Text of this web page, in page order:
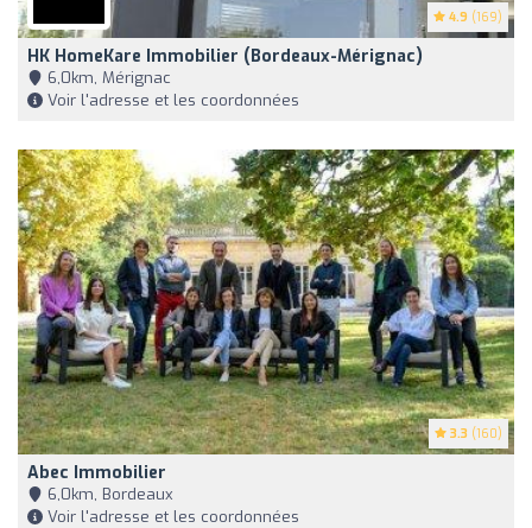
4.9 (169)
HK HomeKare Immobilier (Bordeaux-Mérignac)
6,0km, Mérignac
Voir l'adresse et les coordonnées
3.3 (160)
Abec Immobilier
6,0km, Bordeaux
Voir l'adresse et les coordonnées